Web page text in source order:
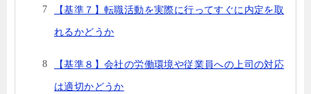
【基準７】転職活動を実際に行ってすぐに内定を取
れるかどうか
【基準８】会社の労働環境や従業員への上司の対応
は適切かどうか